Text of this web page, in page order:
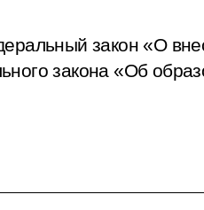
закон «О
закона «Об